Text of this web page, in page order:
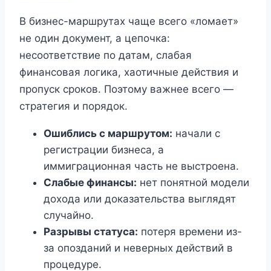
В бизнес-маршрутах чаще всего «ломает»
не один документ, а цепочка:
несоответствие по датам, слабая
финансовая логика, хаотичные действия и
пропуск сроков. Поэтому важнее всего —
стратегия и порядок.
Ошиблись с маршрутом: начали с
регистрации бизнеса, а
иммиграционная часть не выстроена.
Слабые финансы: нет понятной модели
дохода или доказательства выглядят
случайно.
Разрывы статуса: потеря времени из-
за опозданий и неверных действий в
процедуре.